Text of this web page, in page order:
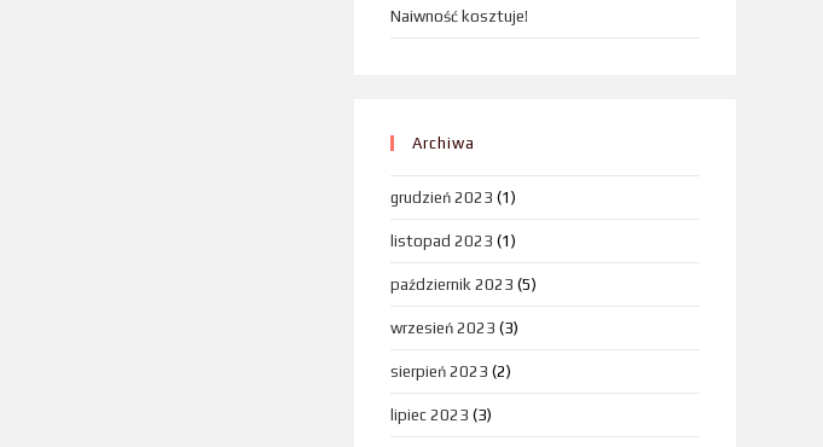
Naiwność kosztuje!
Archiwa
grudzień 2023 (1)
listopad 2023 (1)
październik 2023 (5)
wrzesień 2023 (3)
sierpień 2023 (2)
lipiec 2023 (3)